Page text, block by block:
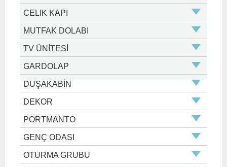
CELIK KAPI
MUTFAK DOLABI
TV ÜNİTESİ
GARDOLAP
DUŞAKABİN
DEKOR
PORTMANTO
GENÇ ODASI
OTURMA GRUBU